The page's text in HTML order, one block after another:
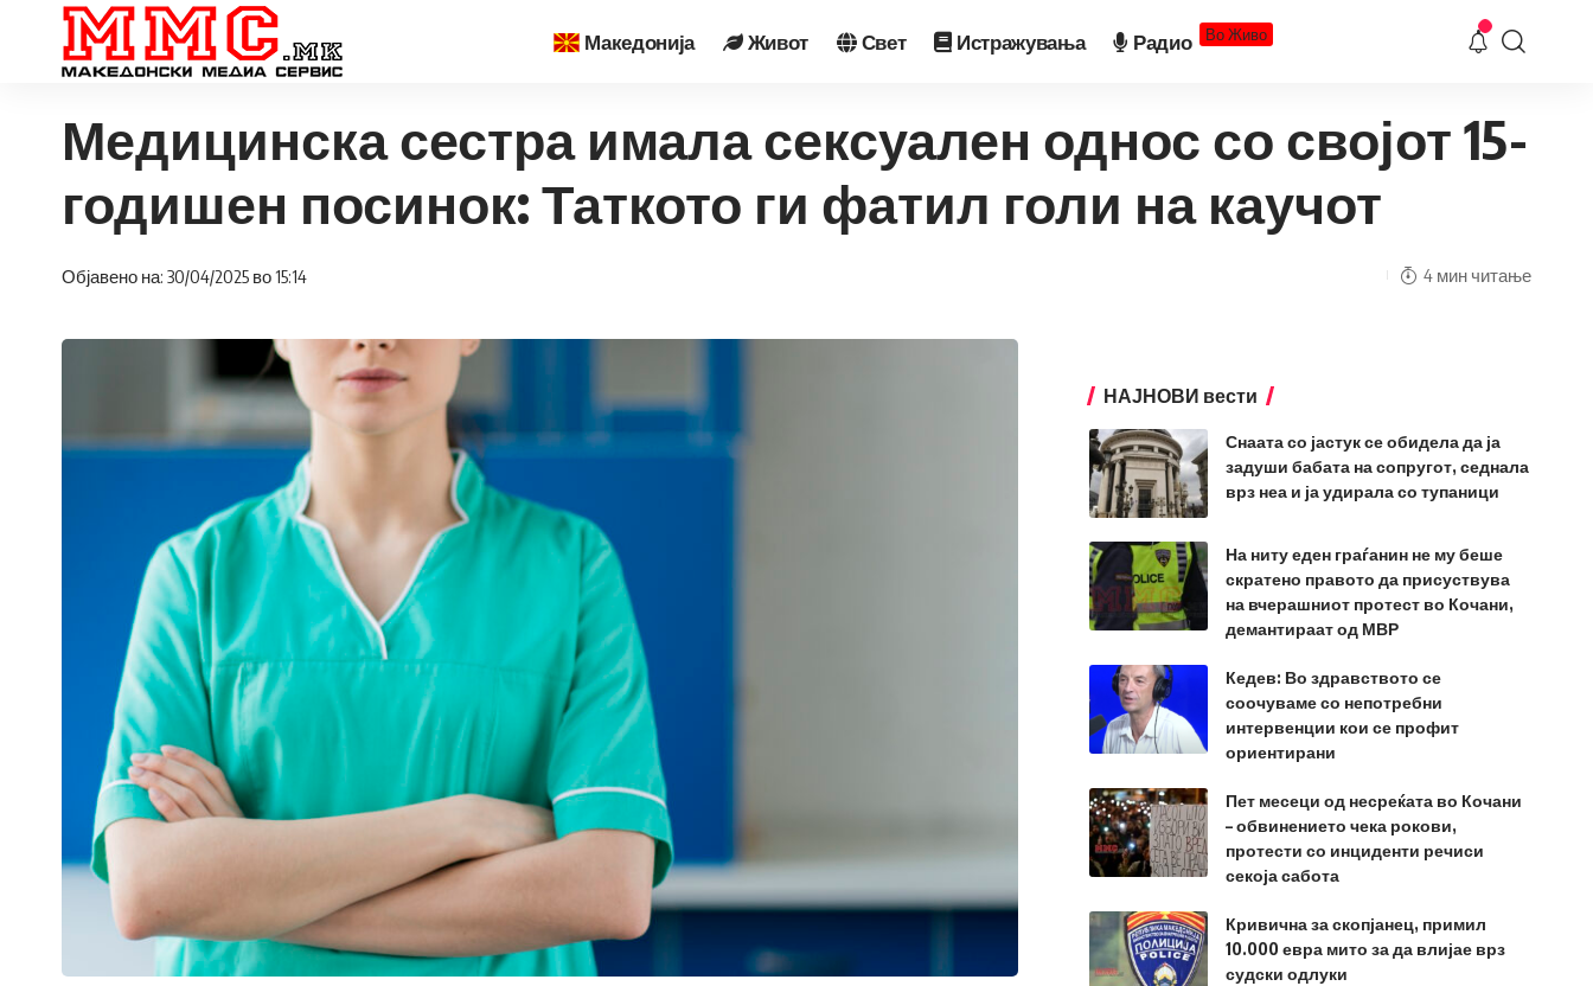
Македонија Живот Свет Истражувања Радио Во Живо
Медицинска сестра имала сексуален однос со својот 15-
годишен посинок: Таткото ги фатил голи на каучот
Објавено на: 30/04/2025 во 15:14 4 мин читање
НАЈНОВИ вести
Снаата со јастук се обидела да ја
задуши бабата на сопругот, седнала
врз неа и ја удирала со тупаници
На ниту еден граѓанин не му беше
скратено правото да присуствува
на вчерашниот протест во Кочани,
демантираат од МВР
Кедев: Во здравството се
соочуваме со непотребни
интервенции кои се профит
ориентирани
Пет месеци од несреќата во Кочани
– обвинението чека рокови,
протести со инциденти речиси
секоја сабота
Кривична за скопјанец, примил
10.000 евра мито за да влијае врз
судски одлуки